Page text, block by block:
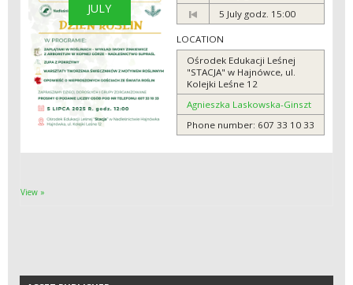
JULY
5 July godz. 15:00
LOCATION
Ośrodek Edukacji Leśnej
"STACJA" w Hajnówce, ul.
Kolejki Leśne 12
Agnieszka Laskowska-Ginszt
Phone number: 607 33 10 33
View »